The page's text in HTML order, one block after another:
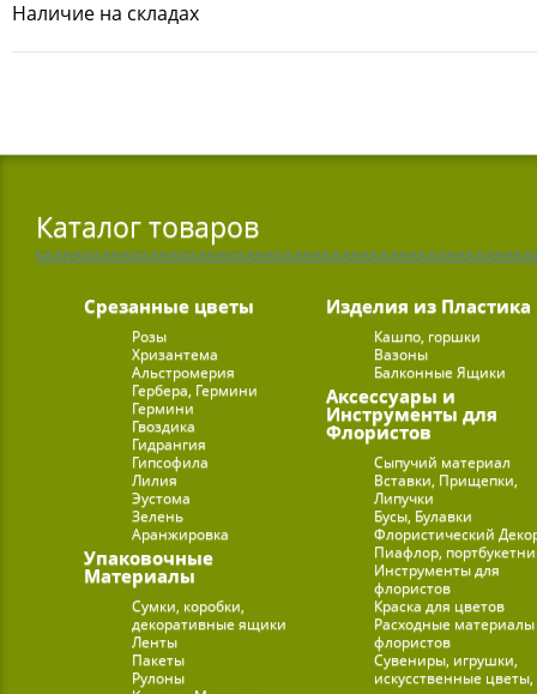
Наличие на складах
Каталог товаров
Срезанные цветы
Розы
Хризантема
Альстромерия
Гербера, Гермини
Гермини
Гвоздика
Гидрангия
Гипсофила
Лилия
Эустома
Зелень
Аранжировка
Упаковочные
Материалы
Сумки, коробки,
декоративные ящики
Ленты
Пакеты
Рулоны
Изделия из Пластика
Кашпо, горшки
Вазоны
Балконные Ящики
Аксессуары и
Инструменты для
Флористов
Сыпучий материал
Вставки, Прищепки,
Липучки
Бусы, Булавки
Флористический
Пиафлор,
Инструменты для
флористов
Краска для цветов
Расходные
флористов
Сувениры, игрушки,
искусственные цветы,